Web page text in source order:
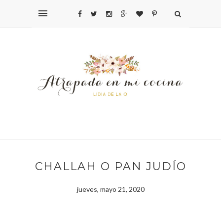
CHALLAH O PAN JUDÍO
jueves, mayo 21, 2020